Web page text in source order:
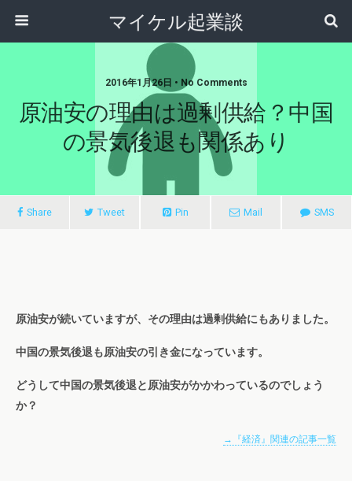
マイケル起業談
2016年1月26日 • No Comments
原油安の理由は過剰供給？中国
の景気後退も関係あり
Share Tweet Pin Mail SMS
原油安が続いていますが、その理由は過剰供給にもありました。
中国の景気後退も原油安の引き金になっています。
どうして中国の景気後退と原油安がかかわっているのでしょう
か？
→『経済』関連の記事一覧